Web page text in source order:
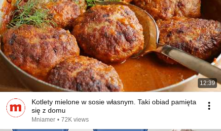
12:39
Kotlety mielone w sosie własnym. Taki obiad pamięta
się z domu
Mniamer • 72K views